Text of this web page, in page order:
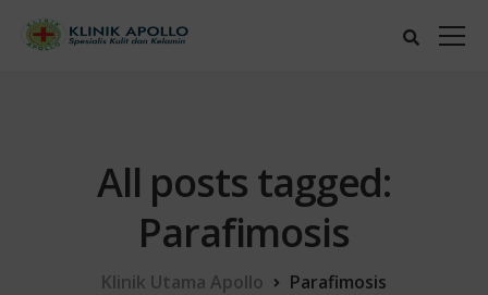
All posts tagged:
Parafimosis
Klinik Utama Apollo Parafimosis